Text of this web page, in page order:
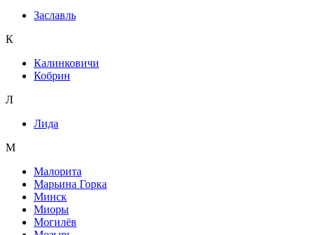
Заславль
К
Калинковичи
Кобрин
Л
Лида
М
Малорита
Марьина Горка
Минск
Миоры
Могилёв